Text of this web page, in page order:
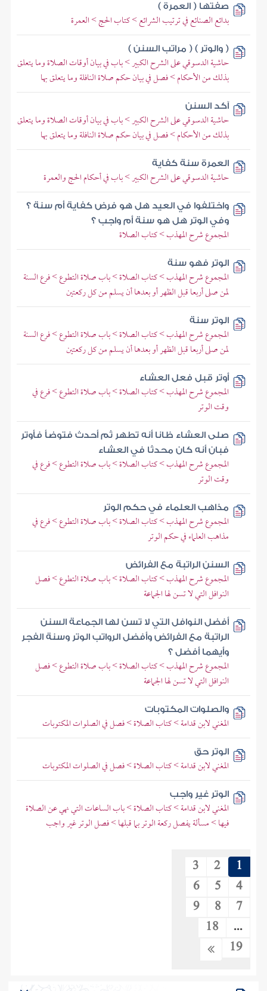
صفتها ( العمرة )
بدائع الصنائع في ترتيب الشرائع > كتاب الحج > العمرة
( والوتر ) ( مراتب السنن )
حاشية الدسوقي على الشرح الكبير > باب في بيان أوقات الصلاة وما يتعلق
بذلك من الأحكام > فصل في بيان حكم صلاة النافلة وما يتعلق بها
آكد السنن
حاشية الدسوقي على الشرح الكبير > باب في بيان أوقات الصلاة وما يتعلق
بذلك من الأحكام > فصل في بيان حكم صلاة النافلة وما يتعلق بها
العمرة سنة كفاية
حاشية الدسوقي على الشرح الكبير > باب في أحكام الحج والعمرة
واختلفوا في العيد هل هو فرض كفاية أم سنة ؟
وفي الوتر هل هو سنة أم واجب ؟
المجموع شرح المهذب > كتاب الصلاة
الوتر فهو سنة
المجموع شرح المهذب > كتاب الصلاة > باب صلاة التطوع > فرع السنة
لمن صلى أربعا قبل الظهر أو بعدها أن يسلم من كل ركعتين
الوتر سنة
المجموع شرح المهذب > كتاب الصلاة > باب صلاة التطوع > فرع السنة
لمن صلى أربعا قبل الظهر أو بعدها أن يسلم من كل ركعتين
أوتر قبل فعل العشاء
المجموع شرح المهذب > كتاب الصلاة > باب صلاة التطوع > فرع في
وقت الوتر
صلى العشاء ظانا أنه تطهر ثم أحدث فتوضأ فأوتر
فبان أنه كان محدثا في العشاء
المجموع شرح المهذب > كتاب الصلاة > باب صلاة التطوع > فرع في
وقت الوتر
مذاهب العلماء في حكم الوتر
المجموع شرح المهذب > كتاب الصلاة > باب صلاة التطوع > فرع في
مذاهب العلماء في حكم الوتر
السنن الراتبة مع الفرائض
المجموع شرح المهذب > كتاب الصلاة > باب صلاة التطوع > فصل
النوافل التي لا تسن لها الجماعة
أفضل النوافل التي لا تسن لها الجماعة السنن
الراتبة مع الفرائض وأفضل الرواتب الوتر وسنة الفجر
وأيهما أفضل ؟
المجموع شرح المهذب > كتاب الصلاة > باب صلاة التطوع > فصل
النوافل التي لا تسن لها الجماعة
والصلوات المكتوبات
المغني لابن قدامة > كتاب الصلاة > فصل في الصلوات المكتوبات
الوتر حق
المغني لابن قدامة > كتاب الصلاة > فصل في الصلوات المكتوبات
الوتر غير واجب
المغني لابن قدامة > كتاب الصلاة > باب الساعات التي نهي عن الصلاة
فيها > مسألة يفصل ركعة الوتر بما قبلها > فصل الوتر غير واجب
1
2
3
4
5
6
7
8
9
...
18
19